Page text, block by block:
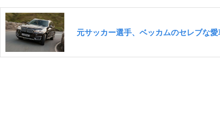
元サッカー選手、ベッカムのセレブな